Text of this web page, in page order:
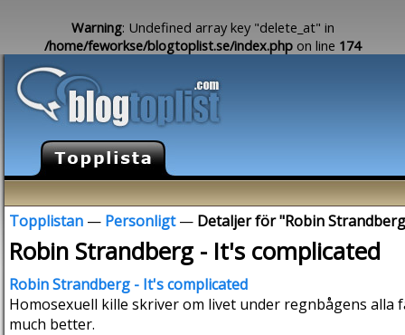
Warning: Undefined array key "delete_at" in
/home/feworkse/blogtoplist.se/index.php on line 174
Topplistan — Personligt— Detaljer för "Robin
Robin Strandberg - It's complicated
Robin Strandberg - It's complicated
Homosexuell kille skriver om livet under regnbågens
much better.